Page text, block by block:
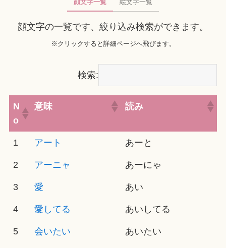
顔文字一覧 絵文字一覧
顔文字の一覧です、絞り込み検索ができます。
※クリックすると詳細ページへ飛びます。
検索:
N
o
意味 読み
1 アート あーと
2 アーニャ あーにゃ
3 愛 あい
4 愛してる あいしてる
5 会いたい あいたい